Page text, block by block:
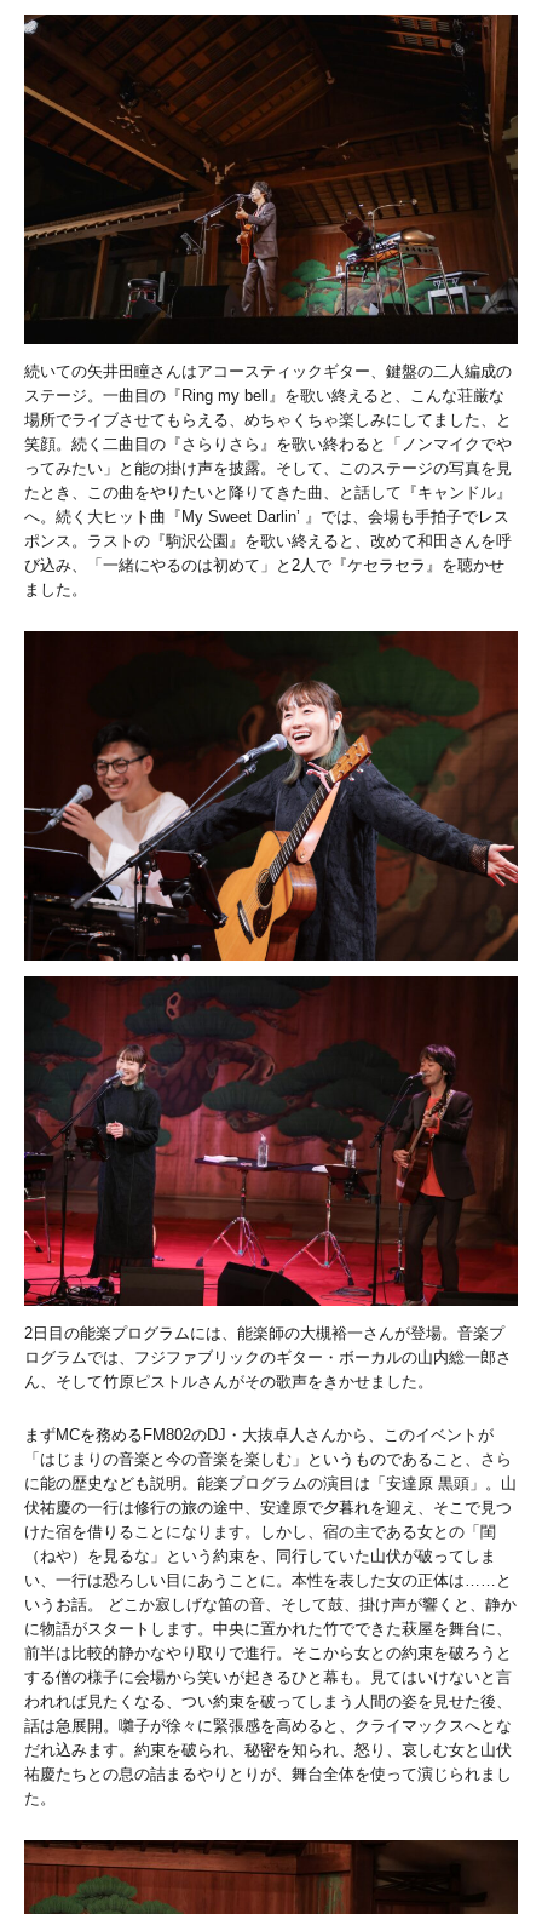
続いての矢井田瞳さんはアコースティックギター、鍵盤の二人編成の
ステージ。一曲目の『Ring my bell』を歌い終えると、こんな荘厳な
場所でライブさせてもらえる、めちゃくちゃ楽しみにしてました、と
笑顔。続く二曲目の『さらりさら』を歌い終わると「ノンマイクでや
ってみたい」と能の掛け声を披露。そして、このステージの写真を見
たとき、この曲をやりたいと降りてきた曲、と話して『キャンドル』
へ。続く大ヒット曲『My Sweet Darlin’ 』では、会場も手拍子でレス
ポンス。ラストの『駒沢公園』を歌い終えると、改めて和田さんを呼
び込み、「一緒にやるのは初めて」と2人で『ケセラセラ』を聴かせ
ました。
2日目の能楽プログラムには、能楽師の大槻裕一さんが登場。音楽プ
ログラムでは、フジファブリックのギター・ボーカルの山内総一郎さ
ん、そして竹原ピストルさんがその歌声をきかせました。
まずMCを務めるFM802のDJ・大抜卓人さんから、このイベントが
「はじまりの音楽と今の音楽を楽しむ」というものであること、さら
に能の歴史なども説明。能楽プログラムの演目は「安達原 黒頭」。山
伏祐慶の一行は修行の旅の途中、安達原で夕暮れを迎え、そこで見つ
けた宿を借りることになります。しかし、宿の主である女との「閨
（ねや）を見るな」という約束を、同行していた山伏が破ってしま
い、一行は恐ろしい目にあうことに。本性を表した女の正体は……と
いうお話。 どこか寂しげな笛の音、そして鼓、掛け声が響くと、静か
に物語がスタートします。中央に置かれた竹でできた萩屋を舞台に、
前半は比較的静かなやり取りで進行。そこから女との約束を破ろうと
する僧の様子に会場から笑いが起きるひと幕も。見てはいけないと言
われれば見たくなる、つい約束を破ってしまう人間の姿を見せた後、
話は急展開。囃子が徐々に緊張感を高めると、クライマックスへとな
だれ込みます。約束を破られ、秘密を知られ、怒り、哀しむ女と山伏
祐慶たちとの息の詰まるやりとりが、舞台全体を使って演じられまし
た。